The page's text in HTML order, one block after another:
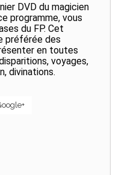
DVD du magicien
programme, vous
du FP. Cet
préférée des
en toutes
voyages,
divinations.